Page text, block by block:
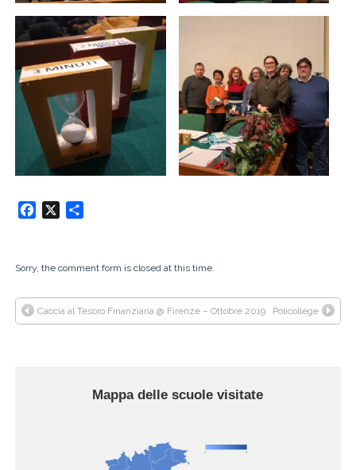
Facebook
Sorry, the comment form is closed at this time.
Caccia al Tesoro Finanziaria @ Firenze – Ottobre 2019 Policollege
Mappa delle scuole visitate